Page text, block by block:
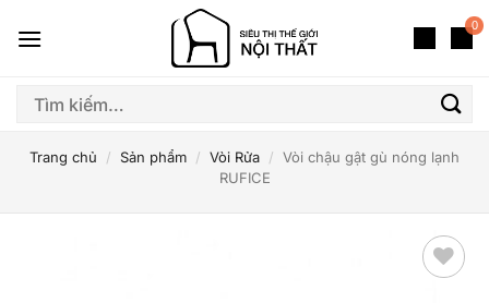
qua
dung
0
Tìm
Trang chủ / Sản phẩm / Vòi Rửa / Vòi chậu gật gù nóng lạnh
RUFICE